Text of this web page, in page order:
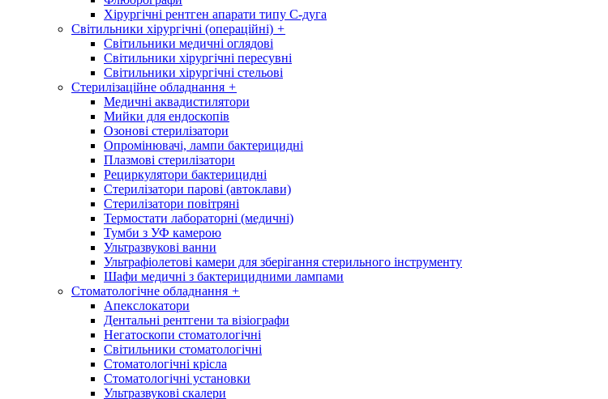
Хірургічні рентген апарати типу С-дуга
Світильники хірургічні (операційні) +
Світильники медичні оглядові
Світильники хірургічні пересувні
Світильники хірургічні стельові
Стерилізаційне обладнання +
Медичні аквадистилятори
Мийки для ендоскопів
Озонові стерилізатори
Опромінювачі, лампи бактерицидні
Плазмові стерилізатори
Рециркулятори бактерицидні
Стерилізатори парові (автоклави)
Стерилізатори повітряні
Термостати лабораторні (медичні)
Тумби з УФ камерою
Ультразвукові ванни
Ультрафіолетові камери для зберігання стерильного інструменту
Шафи медичні з бактерицидними лампами
Стоматологічне обладнання +
Апекслокатори
Дентальні рентгени та візіографи
Негатоскопи стоматологічні
Світильники стоматологічні
Стоматологічні крісла
Стоматологічні установки
Ультразвукові скалери